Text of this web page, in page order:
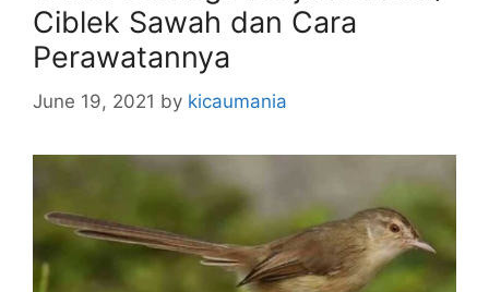
Ciblek Sawah dan Cara
Perawatannya
June 19, 2021 by kicaumania